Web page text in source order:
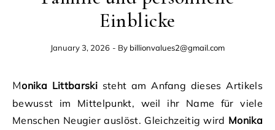
Einblicke
January 3, 2026 - By billionvalues2@gmail.com
Monika Littbarskisteht am Anfang dieses Artikels
bewusst im Mittelpunkt, weil ihr Name für viele
Menschen Neugier auslöst. Gleichzeitig wird Monika